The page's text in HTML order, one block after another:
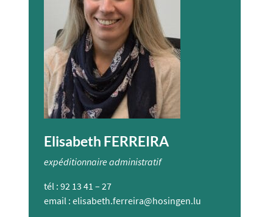
Elisabeth FERREIRA
expéditionnaire administratif
tél : 92 13 41 – 27
email : elisabeth.ferreira@hosingen.lu